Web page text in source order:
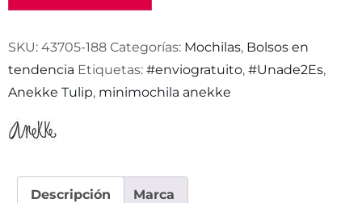
SKU: 43705-188 Categorías: Mochilas, Bolsos en
tendencia Etiquetas: #enviogratuito, #Unade2Es,
Anekke Tulip, minimochila anekke
Descripción Marca